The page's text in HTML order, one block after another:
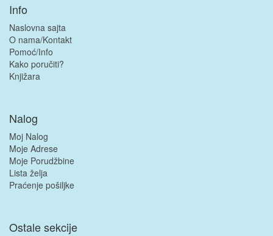
Info
Naslovna sajta
O nama/Kontakt
Pomoć/Info
Kako poručiti?
Knjižara
Nalog
Moj Nalog
Moje Adrese
Moje Porudžbine
Lista želja
Praćenje pošiljke
Ostale sekcije